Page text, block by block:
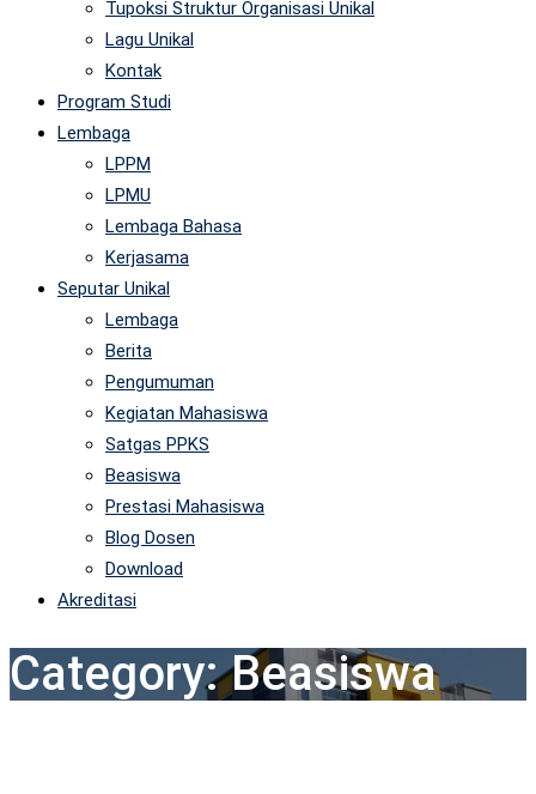
Tupoksi Struktur Organisasi Unikal
Lagu Unikal
Kontak
Program Studi
Lembaga
LPPM
LPMU
Lembaga Bahasa
Kerjasama
Seputar Unikal
Lembaga
Berita
Pengumuman
Kegiatan Mahasiswa
Satgas PPKS
Beasiswa
Prestasi Mahasiswa
Blog Dosen
Download
Akreditasi
Category:Beasiswa